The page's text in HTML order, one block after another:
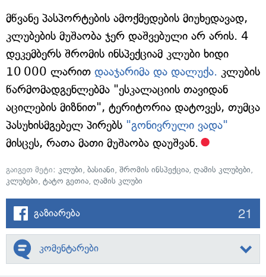
მწვანე პასპორტების ამოქმედების მიუხედავად,
კლუბების მუშაობა ჯერ დაშვებული არ არის. 4
დეკემბერს შრომის ინსპექციამ კლუბი ხიდი
10 000 ლარით დააჯარიმა და დალუქა. კლუბის
წარმომადგენლებმა "ესკალაციის თავიდან
აცილების მიზნით", ტერიტორია დატოვეს, თუმცა
პასუხისმგებელ პირებს "გონივრული ვადა"
მისცეს, რათა მათი მუშაობა დაუშვან.
გაიგეთ მეტი: კლუბი, ბასიანი, შრომის ინსპექცია, ღამის კლუბები,
კლუბები, ტატო გეთია, ღამის კლუბი
გაზიარება 21
კომენტარები